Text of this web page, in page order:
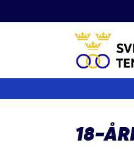
till
18-